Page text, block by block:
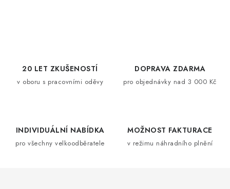
20 LET ZKUŠENOSTÍ
v oboru s pracovními oděvy
DOPRAVA ZDARMA
pro objednávky nad 3 000 Kč
INDIVIDUÁLNÍ NABÍDKA
pro všechny velkoodběratele
MOŽNOST FAKTURACE
v režimu náhradního plnění